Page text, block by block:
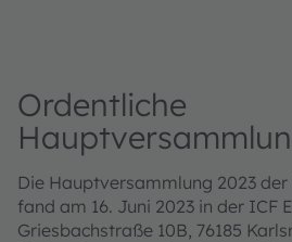
Ordentliche
Die Hauptversammlung 2023 der
fand am 16. Juni 2023 in der ICF
Griesbachstraße 10B, 76185